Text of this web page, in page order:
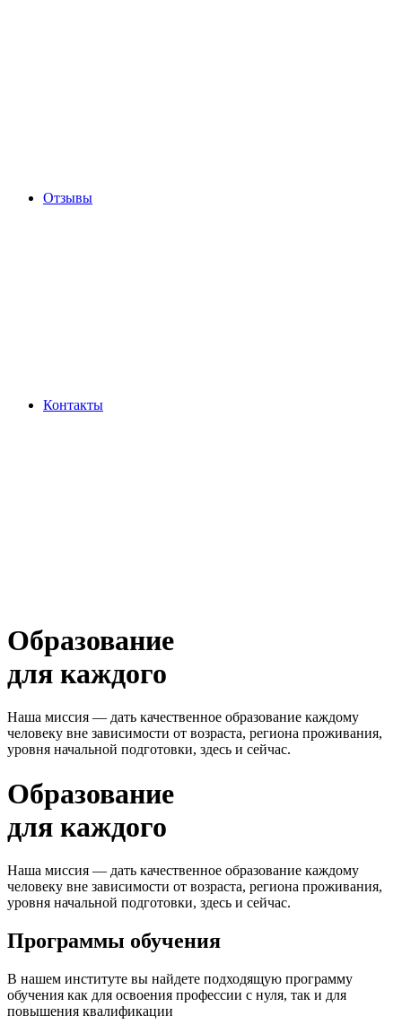
Отзывы
Контакты
Образование
для каждого
Наша миссия — дать качественное образование каждому
человеку вне зависимости от возраста, региона проживания,
уровня начальной подготовки, здесь и сейчас.
Образование
для каждого
Наша миссия — дать качественное образование каждому
человеку вне зависимости от возраста, региона проживания,
уровня начальной подготовки, здесь и сейчас.
Программы обучения
В нашем институте вы найдете подходящую программу
обучения как для освоения профессии с нуля, так и для
повышения квалификации